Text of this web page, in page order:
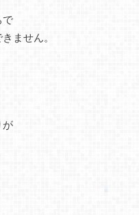
で
ません。
が